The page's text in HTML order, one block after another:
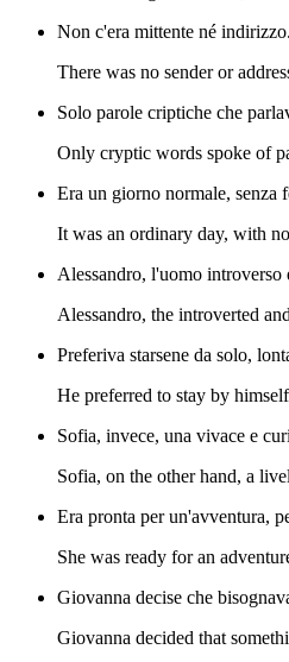
Non c'era mittente né indirizzo.
There was no sender or
Solo parole criptiche che
Only cryptic words spoke of
Era un giorno normale, senza
It was an ordinary day, with
Alessandro, l'uomo introverso
Alessandro, the introverted
Preferiva starsene da solo,
He preferred to stay by
Sofia, invece, una vivace e
Sofia, on the other hand, a
Era pronta per un'avventura,
She was ready for an
Giovanna decise che
Giovanna decided that